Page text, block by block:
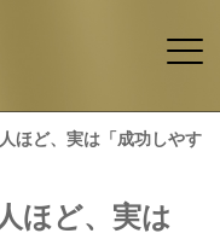
ほど、実は「成功しやす
ほど、実は